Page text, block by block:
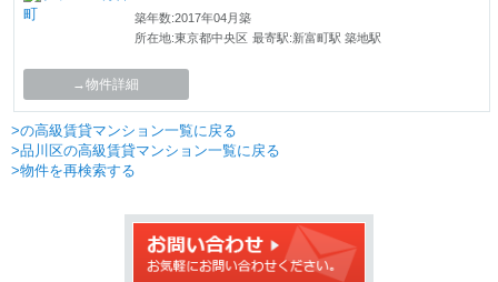
築年数:2017年04月築
所在地:東京都中央区 最寄駅:新富町駅 築地駅
→物件詳細
>の高級賃貸マンション一覧に戻る
>品川区の高級賃貸マンション一覧に戻る
>物件を再検索する